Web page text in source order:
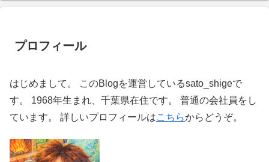
プロフィール
はじめまして。 このBlogを運営しているsato_shigeで
す。 1968年生まれ、千葉県在住です。 普通の会社員をし
ています。 詳しいプロフィールはこちらからどうぞ。